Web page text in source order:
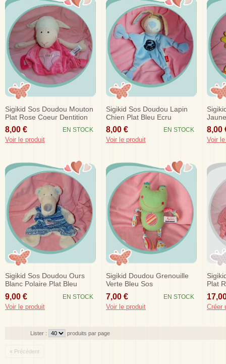
Sigikid Sos Doudou Mouton
Plat Rose Coeur Dentition
8,00 € EN STOCK
Voir le produit
Sigikid Sos Doudou Lapin
Chien Plat Bleu Ecru
Capicorne
8,00 € EN STOCK
Voir le produit
8,00
Voir
Sigikid Sos Doudou Ours
Blanc Polaire Plat Bleu
9,00 € EN STOCK
Voir le produit
Sigikid Doudou Grenouille
Verte Bleu Sos
7,00 € EN STOCK
Voir le produit
Plat
Créer
Lister : produits par page
« Précédent